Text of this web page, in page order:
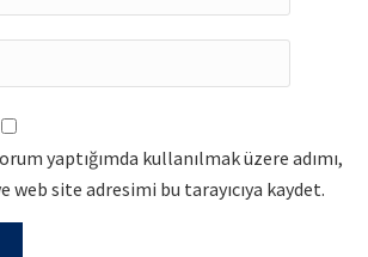
yaptığımda kullanılmak üzere adımı,
web site adresimi bu tarayıcıya kaydet.